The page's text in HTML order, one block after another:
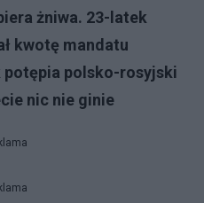
żniwa. 23-latek
kwotę mandatu
potępia polsko-rosyjski
nic nie ginie